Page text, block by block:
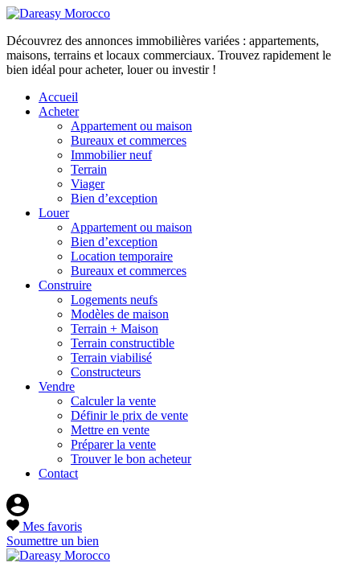
Découvrez des annonces immobilières variées : appartements,
maisons, terrains et locaux commerciaux. Trouvez rapidement le
bien idéal pour acheter, louer ou investir !
Accueil
Acheter
Appartement ou maison
Bureaux et commerces
Immobilier neuf
Terrain
Viager
Bien d’exception
Louer
Appartement ou maison
Bien d’exception
Location temporaire
Bureaux et commerces
Construire
Logements neufs
Modèles de maison
Terrain + Maison
Terrain constructible
Terrain viabilisé
Constructeurs
Vendre
Calculer la vente
Définir le prix de vente
Mettre en vente
Préparer la vente
Trouver le bon acheteur
Contact
Mes favoris
Soumettre un bien